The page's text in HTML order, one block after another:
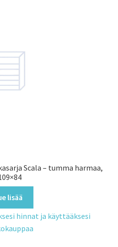
Scala – tumma harmaa,
lisää
hinnat ja käyttääksesi